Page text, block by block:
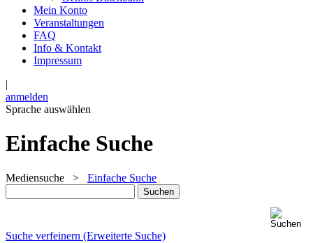
Mein Konto
Veranstaltungen
FAQ
Info & Kontakt
Impressum
|
anmelden
Sprache auswählen
Einfache Suche
Mediensuche > Einfache Suche
Suche verfeinern (Erweiterte Suche)